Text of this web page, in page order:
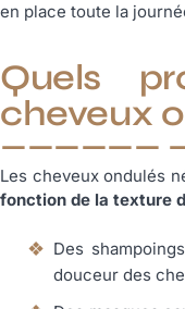
en place toute la
Quels
cheveux
Les cheveux ondulés
fonction de la texture
Des
douceur des